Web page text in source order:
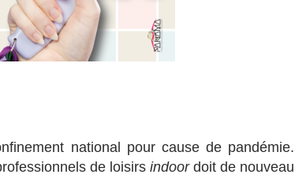
national pour cause de pandémie.
de loisirsindoordoit de nouveau